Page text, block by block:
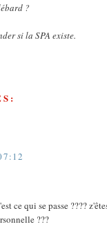
?
si la SPA existe.
ce qui se passe ????
???